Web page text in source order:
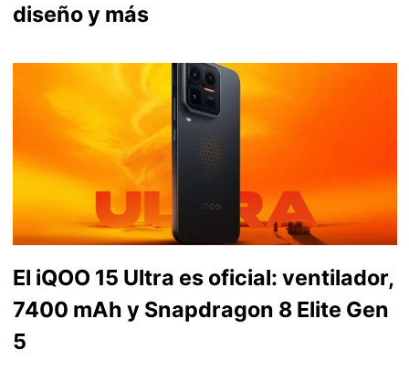
diseño y más
El iQOO 15 Ultra es oficial: ventilador,
7400 mAh y Snapdragon 8 Elite Gen
5